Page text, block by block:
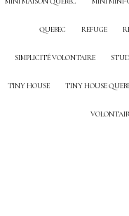
QUEBEC REFUGE
SIMPLICITÉ VOLONTAIRE
TINY HOUSE TINY HOUSE